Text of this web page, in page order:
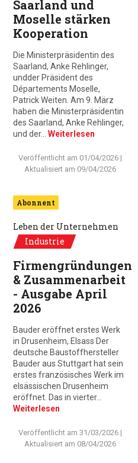
Saarland und
Moselle stärken
Kooperation
Die Ministerpräsidentin des
Saarland, Anke Rehlinger,
undder Präsident des
Départements Moselle,
Patrick Weiten. Am 9. März
haben die Ministerpräsidentin
des Saarland, Anke Rehlinger,
und der… Weiterlesen
Veröffentlicht am 01/04/2026|
Aktualisiert am 09/04/2026
Abonnent
Leben der Unternehmen
Industrie
Firmengründungen
& Zusammenarbeit
- Ausgabe April
2026
Bauder eröffnet erstes Werk
in Drusenheim, Elsass Der
deutsche Baustoffhersteller
Bauder aus Stuttgart hat sein
erstes französisches Werk im
elsässischen Drusenheim
eröffnet. Das in vierter…
Weiterlesen
Veröffentlicht am 31/03/2026|
Aktualisiert am 08/04/2026